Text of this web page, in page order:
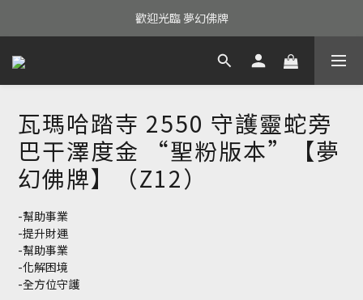
歡迎光臨 夢幻佛牌
瓦瑪哈踏寺 2550 守護靈蛇旁
巴干澤度金 “聖粉版本”【夢
幻佛牌】（Z12）
-幫助事業
-提升財運
-幫助事業
-化解困境
-全方位守護